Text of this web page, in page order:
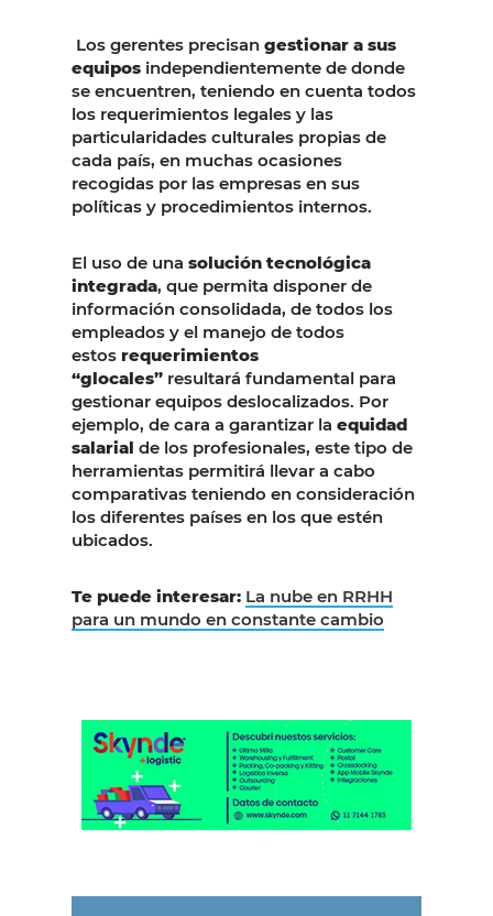
Los gerentes precisan gestionar a sus
equipos independientemente de donde
se encuentren, teniendo en cuenta todos
los requerimientos legales y las
particularidades culturales propias de
cada país, en muchas ocasiones
recogidas por las empresas en sus
políticas y procedimientos internos.
El uso de una solución tecnológica
integrada, que permita disponer de
información consolidada, de todos los
empleados y el manejo de todos
estos requerimientos
“glocales” resultará fundamental para
gestionar equipos deslocalizados. Por
ejemplo, de cara a garantizar la equidad
salarial de los profesionales, este tipo de
herramientas permitirá llevar a cabo
comparativas teniendo en consideración
los diferentes países en los que estén
ubicados.
Te puede interesar: La nube en RRHH
para un mundo en constante cambio